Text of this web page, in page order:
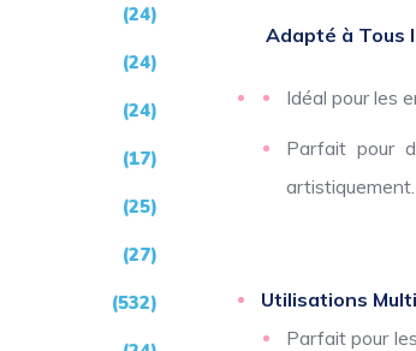
Adapté à Tous
Idéal pour les
Parfait pour
artistiquement.
Utilisations
Parfait pour
(24)
(24)
(24)
(17)
(25)
(27)
(532)